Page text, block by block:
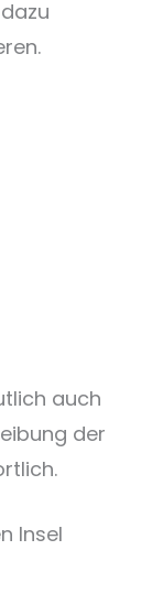
auch
der
Insel